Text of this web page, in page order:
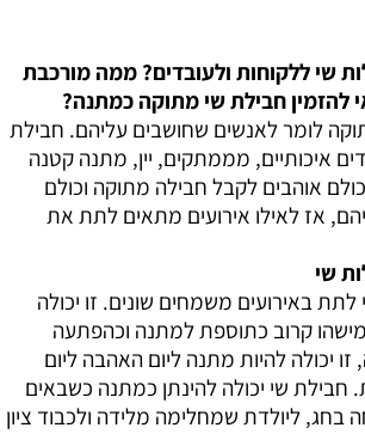
שי ללקוחות ולעובדים? ממה מורכבת
להזמין חבילת שי מתוקה כמתנה?
לומר לאנשים שחושבים עליהם. חבילת
איכותיים, מממתקים, יין, מתנה קטנה
אוהבים לקבל חבילה מתוקה וכולם
אז לאילו אירועים מתאים לתת את
שי
באירועים משמחים שונים. זו יכולה
קרוב כתוספת למתנה וכהפתעה
יכולה להיות מתנה ליום האהבה ליום
חבילת שי יכולה להינתן כמתנה כשבאים
ליולדת שמחלימה מלידה ולכבוד ציון